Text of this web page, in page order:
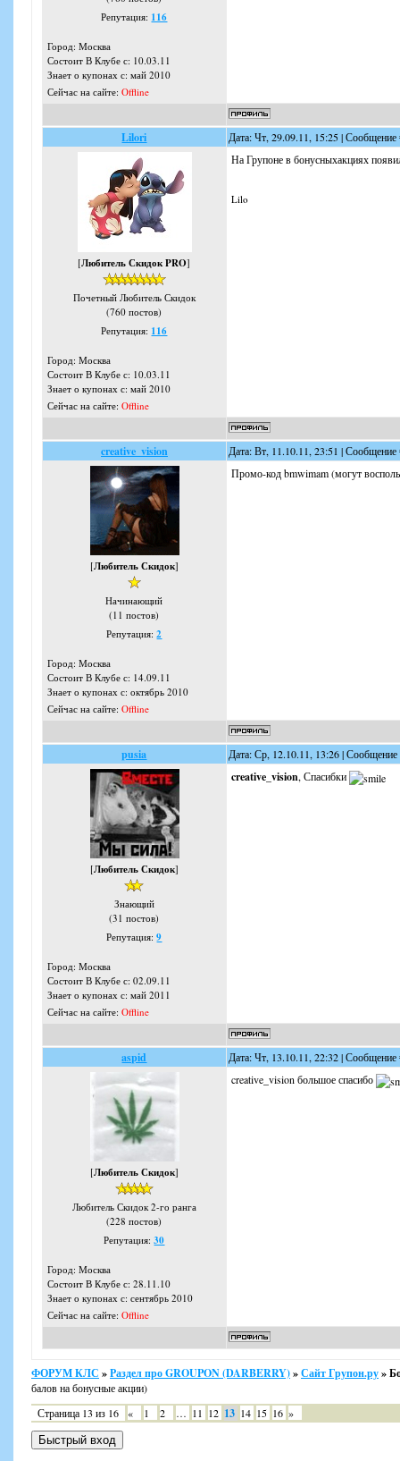
Репутация: 116
Город: Москва
Состоит В Клубе с: 10.03.11
Знает о купонах с: май 2010
Сейчас на сайте: Offline
Lilori Дата: Чт, 29.09.11, 15:25 |
[Любитель Скидок PRO]
Почетный Любитель Скидок
(760 постов)
Репутация: 116
Город: Москва
Состоит В Клубе с: 10.03.11
Знает о купонах с: май 2010
Сейчас на сайте: Offline
На Групоне в бонусныхакциях
Lilo
creative_vision Дата: Вт, 11.10.11, 23:51 |
[Любитель Скидок]
Начинающий
(11 постов)
Репутация:2
Город: Москва
Состоит В Клубе с: 14.09.11
Знает о купонах с: октябрь 2010
Сейчас на сайте: Offline
Промо-код bmwimam (могут
pusia Дата: Ср, 12.10.11, 13:26 |
[Любитель Скидок]
Знающий
(31 постов)
Репутация:9
Город: Москва
Состоит В Клубе с: 02.09.11
Знает о купонах с: май 2011
Сейчас на сайте: Offline
creative_vision, Спасибки
aspid Дата: Чт, 13.10.11, 22:32 |
[Любитель Скидок]
Любитель Скидок 2-го ранга
(228 постов)
Репутация:30
Город: Москва
Состоит В Клубе с: 28.11.10
Знает о купонах с: сентябрь 2010
Сейчас на сайте: Offline
creative_vision большое спасибо
ФОРУМ КЛС »Раздел про GROUPON (DARBERRY)»Сайт Групон.ру»
балов на бонусные акции)
Страница 13 из 16 « 1 2 … 11 12 13 14 15 16 »